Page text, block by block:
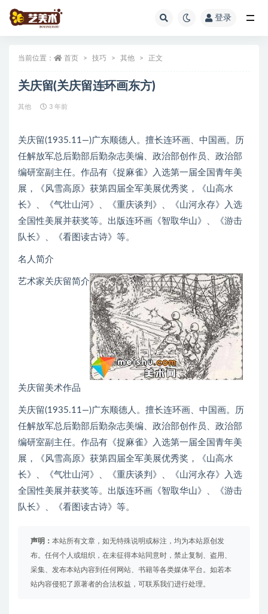
登录
当前位置： 首页 技巧 其他 正文
关庆留(关庆留连环画东方)
其他 3 年前
关庆留(1935.11—)广东顺德人。擅长连环画、中国画。历
任解放军总后勤部后勤杂志美编、政治部创作员、政治部
编研室副主任。作品有《捉麻雀》入选第一届全国青年美
展，《风雪高原》获第四届全军美展优秀奖，《山高水
长》、《气壮山河》、《重庆谈判》、《山河永存》入选
全国性美展并获奖等。出版连环画《智取华山》、《游击
队长》、《看图读古诗》等。
名人简介
艺术家关庆留简介
关庆留美术作品
关庆留(1935.11—)广东顺德人。擅长连环画、中国画。历
任解放军总后勤部后勤杂志美编、政治部创作员、政治部
编研室副主任。作品有《捉麻雀》入选第一届全国青年美
展，《风雪高原》获第四届全军美展优秀奖，《山高水
长》、《气壮山河》、《重庆谈判》、《山河永存》入选
全国性美展并获奖等。出版连环画《智取华山》、《游击
队长》、《看图读古诗》等。
声明： 本站所有文章，如无特殊说明或标注，均为本站原创发
布。任何个人或组织，在未征得本站同意时，禁止复制、盗用、
采集、发布本站内容到任何网站、书籍等各类媒体平台。如若本
站内容侵犯了原著者的合法权益，可联系我们进行处理。